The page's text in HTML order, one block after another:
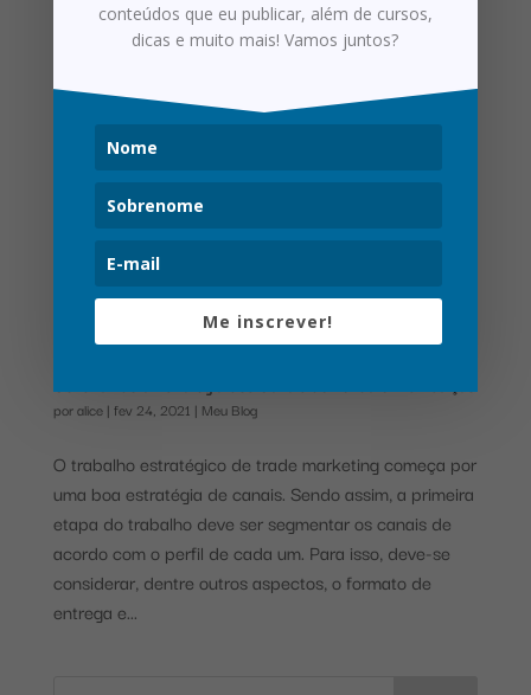
poralice| fev 24, 2021 | Meu Blog
O trabalho estratégico de trade marketing começa por
uma boa estratégia de canais. Sendo assim, a primeira
etapa do trabalho deve ser segmentar os canais de
acordo com o perfil de cada um. Para isso, deve-se
considerar, dentre outros aspectos, o formato de
entrega e...
conteúdos que eu publicar, além de cursos,
dicas e muito mais! Vamos juntos?
Me inscrever!